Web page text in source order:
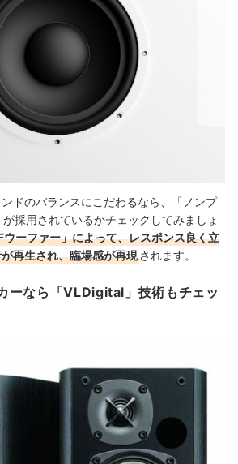
ドのバランスにこだわるなら、「ノンプ
採用されているかチェックしてみましょ
ウーファー」によって、レスポンス良く立
再生され、臨場感が再現されます。
ーなら「VLDigital」技術もチェッ